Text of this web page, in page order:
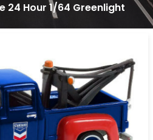
24 Hour 1/64 Greenlight